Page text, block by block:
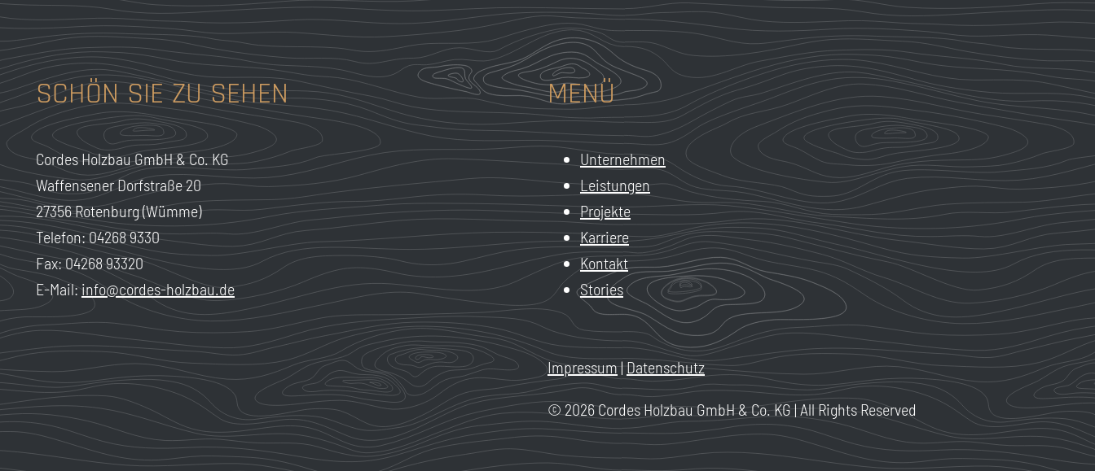
SCHÖN SIE ZU SEHEN
Cordes Holzbau GmbH & Co. KG
Waffensener Dorfstraße 20
27356 Rotenburg (Wümme)
Telefon: 04268 9330
Fax: 04268 93320
E-Mail:info@cordes-holzbau.de
MENÜ
Unternehmen
Leistungen
Projekte
Karriere
Kontakt
Stories
Impressum| Datenschutz
© 2026 Cordes Holzbau GmbH & Co. KG | All Rights Reserved